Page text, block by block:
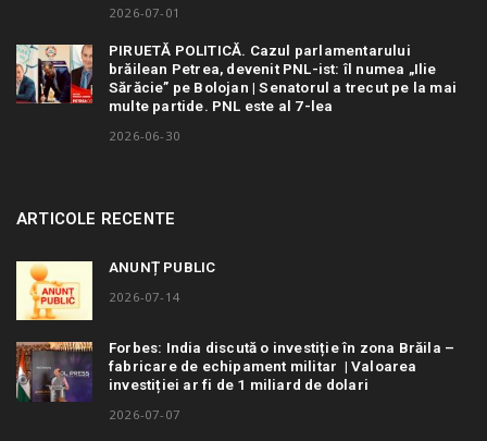
2026-07-01
PIRUETĂ POLITICĂ. Cazul parlamentarului
brăilean Petrea, devenit PNL-ist: îl numea „Ilie
Sărăcie” pe Bolojan | Senatorul a trecut pe la mai
multe partide. PNL este al 7-lea
2026-06-30
ARTICOLE RECENTE
ANUNȚ PUBLIC
2026-07-14
Forbes: India discută o investiție în zona Brăila –
fabricare de echipament militar | Valoarea
investiției ar fi de 1 miliard de dolari
2026-07-07